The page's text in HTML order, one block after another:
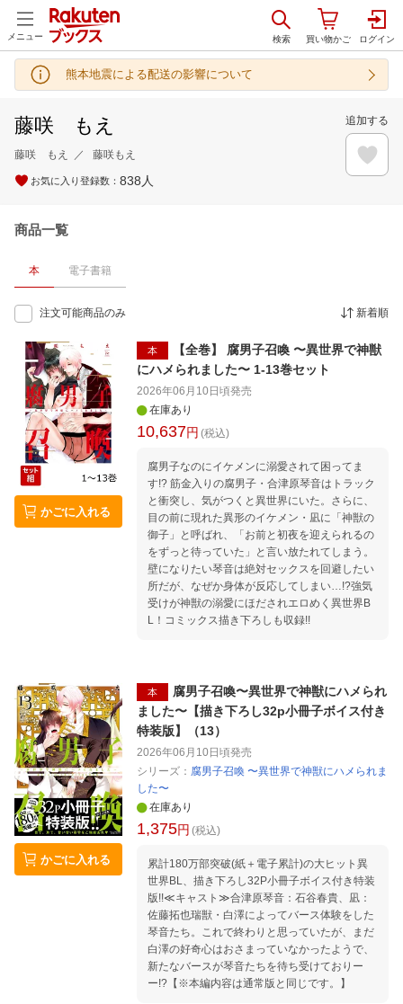
メニュー
熊本地震による配送の影響について
藤咲 もえ
藤咲 もえ 藤咲もえ
お気に入り登録数： 838 人
追加する
商品一覧
本 電子書籍
注文可能商品のみ 新着順
かごに入れる
本
【全巻】 腐男子召喚 〜異世界で神獣
にハメられました〜 1-13巻セット
2026年06月10日頃発売
在庫あり
10,637円 (税込)
腐男子なのにイケメンに溺愛されて困ってま
す!? 筋金入りの腐男子・合津原琴音はトラック
と衝突し、気がつくと異世界にいた。さらに、
目の前に現れた異形のイケメン・凪に「神獣の
御子」と呼ばれ、「お前と初夜を迎えられるの
をずっと待っていた」と言い放たれてしまう。
壁になりたい琴音は絶対セックスを回避したい
所だが、なぜか身体が反応してしまい…!?強気
受けが神獣の溺愛にほだされエロめく異世界B
L！コミックス描き下ろしも収録!!
かごに入れる
本
腐男子召喚〜異世界で神獣にハメられ
ました〜【描き下ろし32p小冊子ボイス付き
特装版】（13）
2026年06月10日頃発売
シリーズ： 腐男子召喚 〜異世界で神獣にハメられま
した〜
在庫あり
1,375円 (税込)
累計180万部突破(紙＋電子累計)の大ヒット異
世界BL、描き下ろし32P小冊子ボイス付き特装
版!!≪キャスト≫合津原琴音：石谷春貴、凪：
佐藤拓也瑞獣・白澤によってバース体験をした
琴音たち。これで終わりと思っていたが、まだ
白澤の好奇心はおさまっていなかったようで、
新たなバースが琴音たちを待ち受けておりー
ー!?【※本編内容は通常版と同じです。】